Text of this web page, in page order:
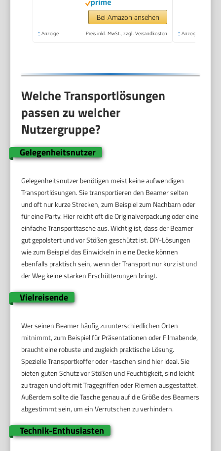
Bei Amazon ansehen
* Anzeige Preis inkl. MwSt., zzgl. Versandkosten * Anzeige
Welche Transportlösungen
passen zu welcher
Nutzergruppe?
Gelegenheitsnutzer
Gelegenheitsnutzer benötigen meist keine aufwendigen
Transportlösungen. Sie transportieren den Beamer selten
und oft nur kurze Strecken, zum Beispiel zum Nachbarn oder
für eine Party. Hier reicht oft die Originalverpackung oder eine
einfache Transporttasche aus. Wichtig ist, dass der Beamer
gut gepolstert und vor Stößen geschützt ist. DIY-Lösungen
wie zum Beispiel das Einwickeln in eine Decke können
ebenfalls praktisch sein, wenn der Transport nur kurz ist und
der Weg keine starken Erschütterungen bringt.
Vielreisende
Wer seinen Beamer häufig zu unterschiedlichen Orten
mitnimmt, zum Beispiel für Präsentationen oder Filmabende,
braucht eine robuste und zugleich praktische Lösung.
Spezielle Transportkoffer oder -taschen sind hier ideal. Sie
bieten guten Schutz vor Stößen und Feuchtigkeit, sind leicht
zu tragen und oft mit Tragegriffen oder Riemen ausgestattet.
Außerdem sollte die Tasche genau auf die Größe des Beamers
abgestimmt sein, um ein Verrutschen zu verhindern.
Technik-Enthusiasten